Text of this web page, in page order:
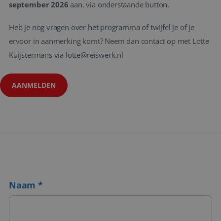
september 2026 aan, via onderstaande button.
Heb je nog vragen over het programma of twijfel je of je
ervoor in aanmerking komt? Neem dan contact op met Lotte
Kuijstermans via lotte@reiswerk.nl
AANMELDEN
Naam *
li_gc
LinkedIn
5 maanden 4